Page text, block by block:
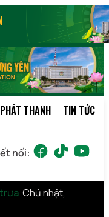
PHÁT THANH TIN TỨC
nối:
Chủ nhật,